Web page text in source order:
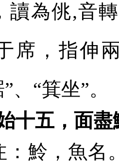
讀為佻,音
席，指伸
、“箕坐”。
十五，面盡
：魿，魚名